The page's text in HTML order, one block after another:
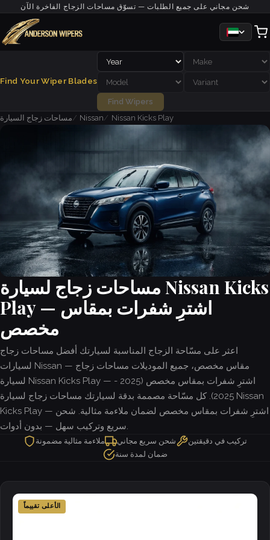
شحن مجاني على جميع الطلبات — تسوّق مساحات الزجاج الفاخرة الآن
Find Your Wiper Blades
Find Wipers
مساحات زجاج السيارة
Nissan Nissan Kicks Play
مساحات زجاج لسيارة Nissan Kicks
Play — اشترِ شفرات بمقاس
مخصص
اعثر على مسّاحة الزجاج المناسبة لسيارتك أفضل مساحات زجاج
لسيارات Nissan — مقاس مخصص، جميع الموديلات مساحات زجاج
لسيارة Nissan Kicks Play — اشترِ شفرات بمقاس مخصص (2025 -
2025). كل مسّاحة مصممة بدقة لسيارتك مساحات زجاج لسيارة Nissan
Kicks Play — اشترِ شفرات بمقاس مخصص لضمان ملاءمة مثالية. شحن
سريع وتركيب سهل — بدون أدوات.
ملاءمة مثالية مضمونة شحن سريع مجاني
تركيب في دقيقتين
ضمان لمدة سنة
الأعلى تقييماً